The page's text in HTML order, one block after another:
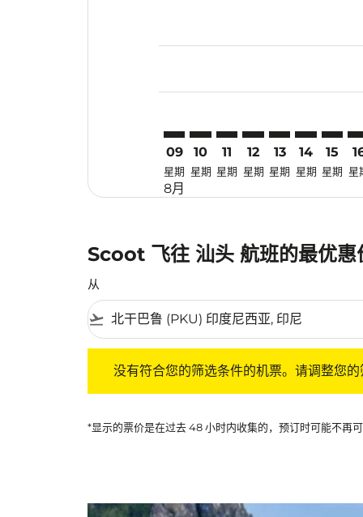
09
星期
8月
10
星期
11
星期
12
星期
13
星期
14
星期
15
星期 星
Scoot 飞往 汕头 航班的最优惠
从
flight_takeoff
没有符合您的筛选条件的机票。请调整您
*显示的票价是在过去 48 小时内收集的，预订时可能不再